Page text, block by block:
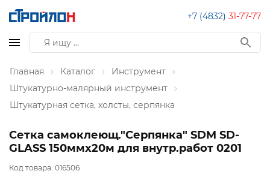
+7 (4832) 31-77-77
Главная Каталог
Инструмент
Штукатурно-малярный инструмент
Штукатурная сетка, холсты, серпянка
Сетка самоклеющ."Серпянка" SDM SD-
GLASS 150ммх20м для внутр.работ 0201
Код товара: 016506